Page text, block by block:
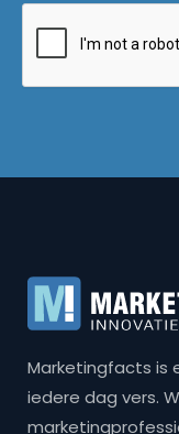
Marketingfacts is
iedere dag vers.